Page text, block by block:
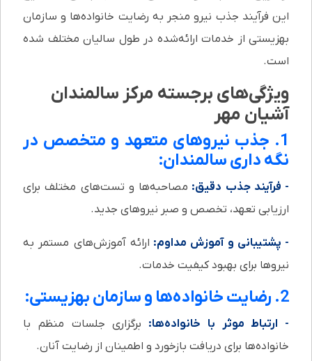
این فرآیند جذب نیرو منجر به رضایت خانواده‌ها و سازمان
بهزیستی از خدمات ارائه‌شده در طول سالیان مختلف شده
است.
ویژگی‌های برجسته مرکز سالمندان
آشیان مهر
1. جذب نیروهای متعهد و متخصص در
نگه داری سالمندان:
- فرآیند جذب دقیق: مصاحبه‌ها و تست‌های مختلف برای
ارزیابی تعهد، تخصص و صبر نیروهای جدید.
- پشتیبانی و آموزش مداوم: ارائه آموزش‌های مستمر به
نیروها برای بهبود کیفیت خدمات.
2. رضایت خانواده‌ها و سازمان بهزیستی:
- ارتباط موثر با خانواده‌ها: برگزاری جلسات منظم با
خانواده‌ها برای دریافت بازخورد و اطمینان از رضایت آنان.